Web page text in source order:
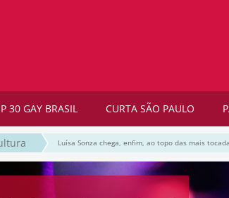
30 GAY BRASIL CURTA SÃO PAULO
Luísa Sonza chega, enfim, ao topo das mais